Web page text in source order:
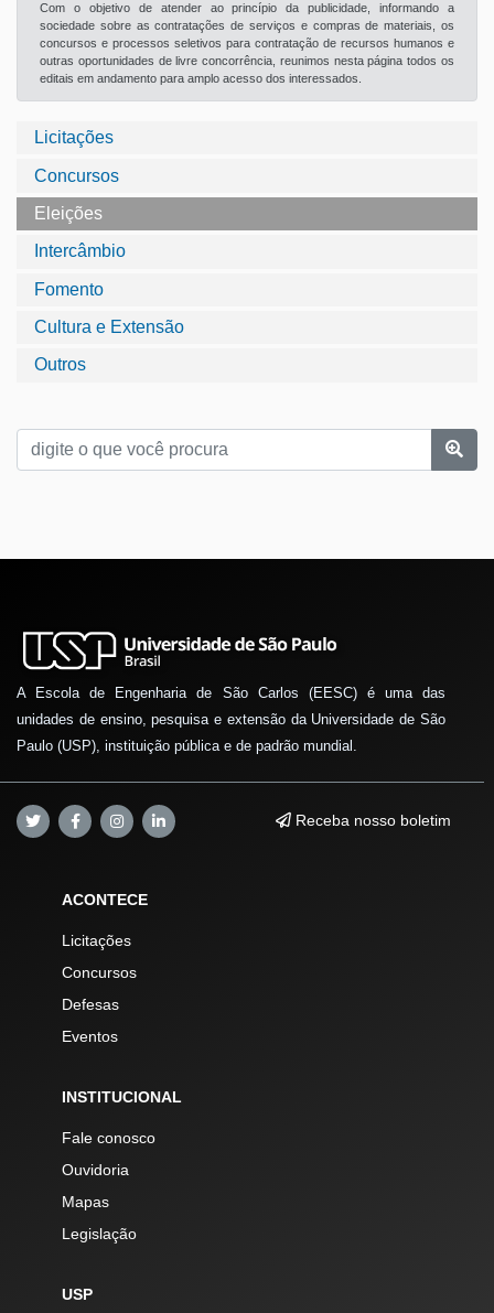
Licitações
Concursos
Eleições
Intercâmbio
Fomento
Cultura e Extensão
Outros
Com o objetivo de atender ao princípio da publicidade, informando a
sociedade sobre as contratações de serviços e compras de materiais, os
concursos e processos seletivos para contratação de recursos humanos e
outras oportunidades de livre concorrência, reunimos nesta página todos os
editais em andamento para amplo acesso dos interessados.
A Escola de Engenharia de São Carlos (EESC) é uma das
unidades de ensino, pesquisa e extensão da Universidade de São
Paulo (USP), instituição pública e de padrão mundial.
Receba nosso boletim
ACONTECE
Licitações
Concursos
Defesas
Eventos
INSTITUCIONAL
Fale conosco
Ouvidoria
Mapas
Legislação
USP